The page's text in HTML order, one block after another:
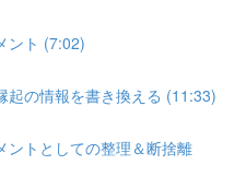
ント (7:02)
の情報を書き換える (11:33)
トとしての整理＆断捨離